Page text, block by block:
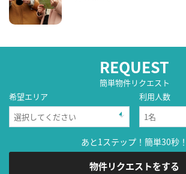
REQUEST
簡単物件リクエスト
希望エリア
利用人数
あと1ステップ！簡単30秒！
物件リクエストをする